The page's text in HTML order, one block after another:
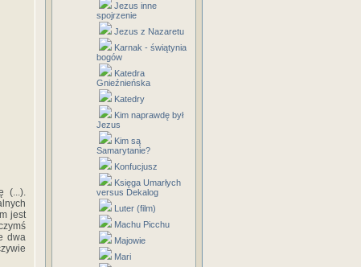
(...).
jest
dwa
Jezus inne
spojrzenie
Jezus z Nazaretu
Karnak - świątynia
bogów
Katedra
Gnieźnieńska
Katedry
Kim naprawdę był
Jezus
Kim są
Samarytanie?
Konfucjusz
Księga Umarłych
versus Dekalog
Luter (film)
Machu Picchu
Majowie
Mari